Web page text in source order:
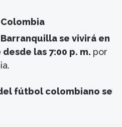
se vivirá en
las 7:00 p. m. por
fútbol colombiano se